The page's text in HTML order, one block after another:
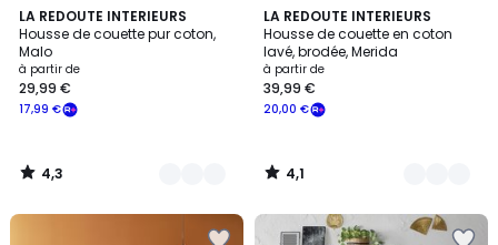
LA REDOUTE INTERIEURS
Housse de couette pur coton,
Malo
à partir de
17,99 €
29,99 €
4,3
/ 5
3
Couleurs
4,3
/
LA REDOUTE INTERIEURS
Housse de couette en coton
lavé, brodée, Merida
à partir de
20,00 €
39,99 €
4,1
/ 5
3
Couleurs
4,1
/